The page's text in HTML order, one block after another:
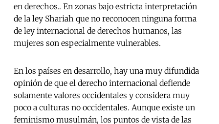
en derechos.. En zonas bajo estricta interpretación
de la ley Shariah que no reconocen ninguna forma
de ley internacional de derechos humanos, las
mujeres son especialmente vulnerables.
En los países en desarrollo, hay una muy difundida
opinión de que el derecho internacional defiende
solamente valores occidentales y considera muy
poco a culturas no occidentales. Aunque existe un
feminismo musulmán, los puntos de vista de las